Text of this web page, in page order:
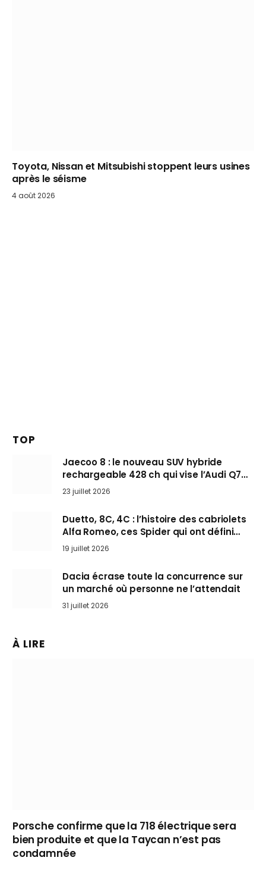
Toyota, Nissan et Mitsubishi stoppent leurs usines
après le séisme
4 août 2026
TOP
Jaecoo 8 : le nouveau SUV hybride
rechargeable 428 ch qui vise l’Audi Q7
arrive en Europe cet automne
23 juillet 2026
Duetto, 8C, 4C : l’histoire des cabriolets
Alfa Romeo, ces Spider qui ont défini
l’art de rouler cheveux au vent
19 juillet 2026
Dacia écrase toute la concurrence sur
un marché où personne ne l’attendait
31 juillet 2026
À LIRE
Porsche confirme que la 718 électrique sera
bien produite et que la Taycan n’est pas
condamnée